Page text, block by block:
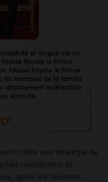
dans une stratégie de
résidentiels et
après les récentes